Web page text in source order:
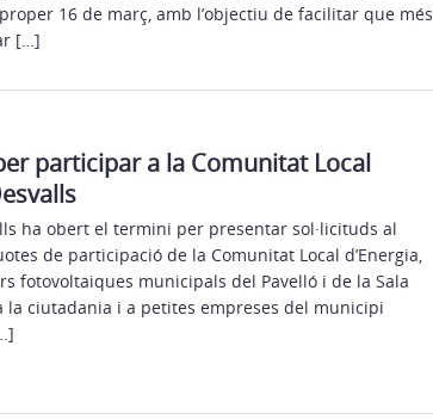
16 de març, amb l’objectiu de facilitar que més
[…]
participar a la Comunitat Local
ha obert el termini per presentar sol·licituds al
de participació de la Comunitat Local d’Energia,
fotovoltaiques municipals del Pavelló i de la Sala
la ciutadania i a petites empreses del municipi